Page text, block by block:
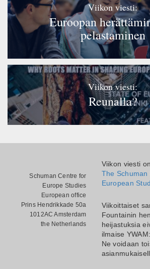
Viikon viesti:
Euroopan
pelastaminen
Viikon viesti:
Reunalla?
Schuman Centre for
Europe Studies
European office
Prins Hendrikkade 50a
1012AC Amsterdam
the Netherlands
Viikon viesti
The
European
Viikoittaiset
Fountainin
heijastuksia
ilmaise
Ne voidaan